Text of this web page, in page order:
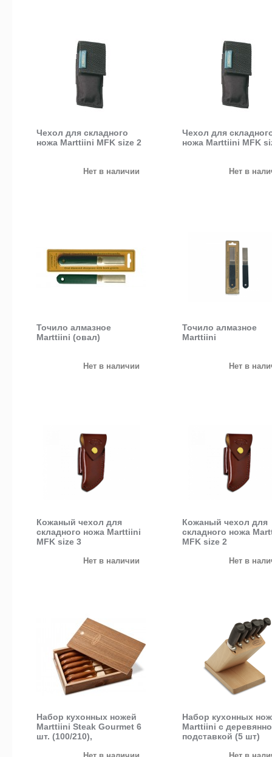
Чехол для складного
ножа Marttiini MFK size 2
Нет в наличии
Чехол для
ножа Marttiini MFK
Нет в
Точило алмазное
Marttiini (овал)
Нет в наличии
Точило алмазное
Marttiini
Нет в
Кожаный чехол для
складного ножа Marttiini
MFK size 3
Нет в наличии
Кожаный чехол для
складного ножа
MFK size 2
Нет в
Набор кухонных ножей
Marttiini Steak Gourmet 6
шт. (100/210),
Набор кухонных
Marttiini с
подставкой (5 шт)